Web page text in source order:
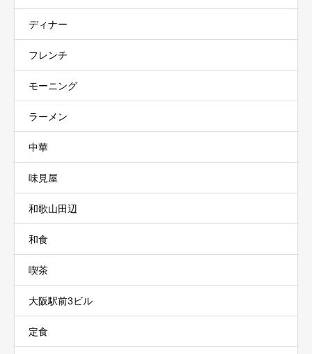
ディナー
フレンチ
モーニング
ラーメン
中華
味見屋
和歌山田辺
和食
喫茶
大阪駅前3ビル
定食